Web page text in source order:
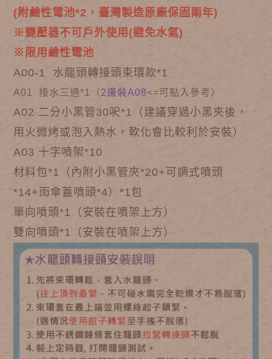
(附鹼性電池*2，臺灣製造原廠保固兩年)
※變壓器不可戶外使用(避免水氣)
※限用鹼性電池
A00-1 水龍頭轉接頭束環款*1
A01 接水三通*1（2邊裝A08<=可點入參考）
A02 二分小黑管30呎*1（建議穿過小黑夾後，
用火微烤或泡入熱水，軟化會比較利於安裝）
A03 十字噴架*10
材料包*1（內附小黑管夾*20+可調式噴頭
*14+雨傘蓋噴頭*4）*1包
單向噴頭*1（安裝在噴架上方）
雙向噴頭*1（安裝在噴架上方）